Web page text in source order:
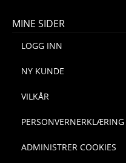
MINE SIDER
LOGG INN
NY KUNDE
VILKÅR
PERSONVERNERKLÆRING
ADMINISTRER COOKIES